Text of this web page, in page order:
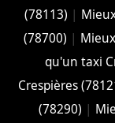
(78113) |
(78700) |
qu'un taxi
Crespières
(78290) |